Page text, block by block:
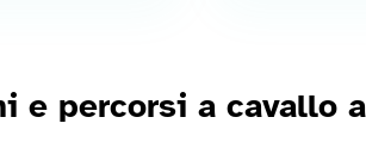
e percorsi a cavallo